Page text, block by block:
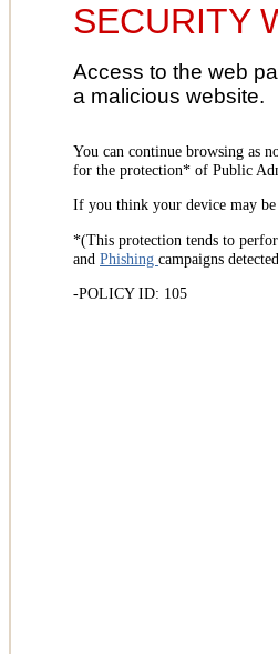
SECURITY
Access to the web
a malicious website.
You can continue browsing as
for the protection* of Public
If you think your device may
*(This protection tends to
and Phishing campaigns
-POLICY ID: 105